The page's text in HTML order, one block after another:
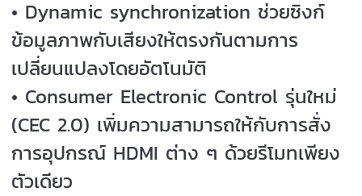
• Dynamic synchronization ช่วยซิงก์
ข้อมูลภาพกับเสียงให้ตรงกันตามการ
เปลี่ยนแปลงโดยอัตโนมัติ
• Consumer Electronic Control รุ่นใหม่
(CEC 2.0) เพิ่มความสามารถให้กับการสั่ง
การอุปกรณ์ HDMI ต่าง ๆ ด้วยรีโมทเพียง
ตัวเดียว